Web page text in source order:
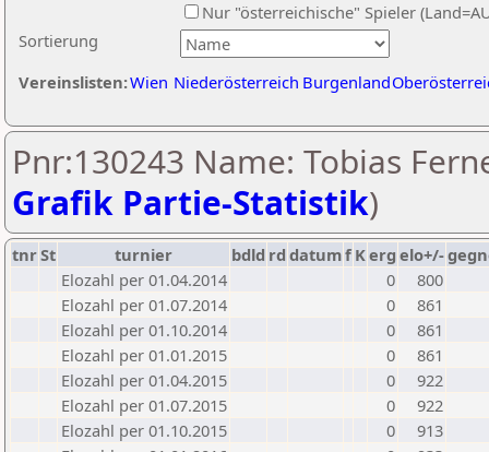
Sortierung
Nur "österreichische" Spieler
Vereinslisten:Wien Niederösterreich Burgenland
Pnr:130243 Name: Tobias
Grafik Partie-Statistik)
tnrSt turnier bdld rd datumf Kerg elo+/-
Elozahl per 01.04.2014
0
800
Elozahl per 01.07.2014
0
861
Elozahl per 01.10.2014
0
861
Elozahl per 01.01.2015
0
861
Elozahl per 01.04.2015
0
922
Elozahl per 01.07.2015
0
922
Elozahl per 01.10.2015
0
913